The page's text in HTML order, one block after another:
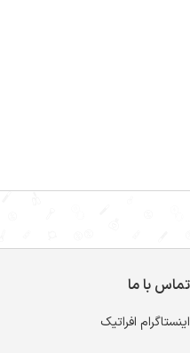
تماس با ما
اینستاگرام افراتیک